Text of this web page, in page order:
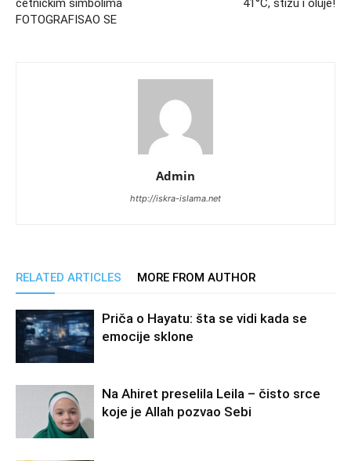
FOTOGRAFISAO SE
Admin
http://iskra-islama.net
RELATED ARTICLES MORE FROM AUTHOR
Priča o Hayatu: šta se vidi kada se
emocije sklone
Na Ahiret preselila Leila – čisto srce
koje je Allah pozvao Sebi